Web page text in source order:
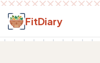
Salt la conținut
FitDiary